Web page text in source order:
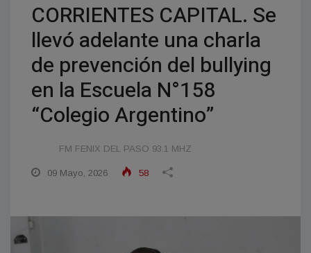
CORRIENTES CAPITAL. Se
llevó adelante una charla
de prevención del bullying
en la Escuela N°158
“Colegio Argentino”
FM FENIX DEL PASO 93.1 MHZ
09 Mayo, 2026 58